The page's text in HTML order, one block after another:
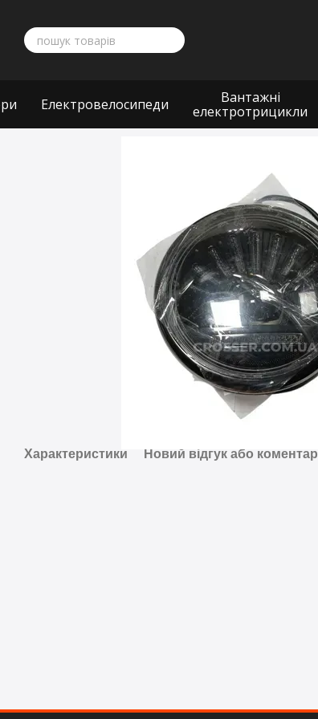
Електровелосипеди
Вантажні
електротрицикли
Характеристики Новий відгук або коментар